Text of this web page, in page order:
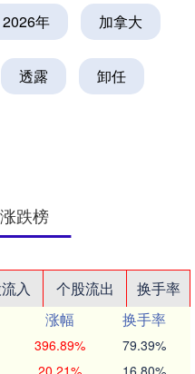
2026年 加拿大
透露 卸任
跌榜
入 个股流出
换手率
涨幅
换手率
396.89% 79.39%